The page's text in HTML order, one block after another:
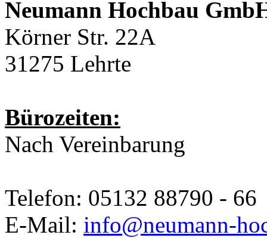
Neumann Hochbau
Körner Str. 22A
31275 Lehrte
Bürozeiten:
Nach Vereinbarung
Telefon: 05132 88790 - 66
E-Mail: info@neumann-